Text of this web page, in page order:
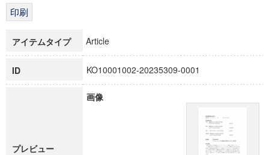
博士課程教育リーディングプログラム「超成熟社会発展のサ
アイテムタイプ Article
ID KO10001002-20235309-0001
プレビュー
画像